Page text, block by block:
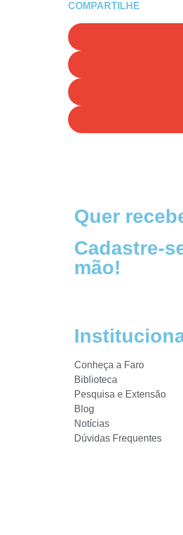
COMPARTILHE
Quer
Cadastre-
mão!
Conheça a Faro
Biblioteca
Pesquisa e Extensão
Blog
Notícias
Dúvidas Frequentes